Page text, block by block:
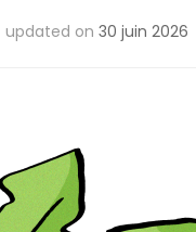
updated on 30 juin 2026